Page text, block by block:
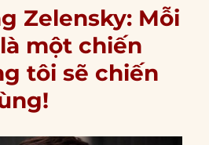
Zelensky: Mỗi
một chiến
tôi sẽ chiến